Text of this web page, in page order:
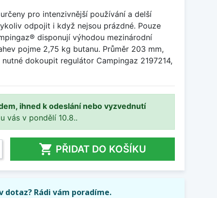
pro intenzivnější používání a delší
odpojit i když nejsou prázdné. Pouze
disponují výhodou mezinárodní
pojme 2,75 kg butanu. Průměr 203 mm,
dokoupit regulátor Campingaz 2197214,
ihned k odeslání nebo vyzvednutí
vás v pondělí 10.8..
 PŘIDAT DO KOŠÍKU
dotaz? Rádi vám poradíme.